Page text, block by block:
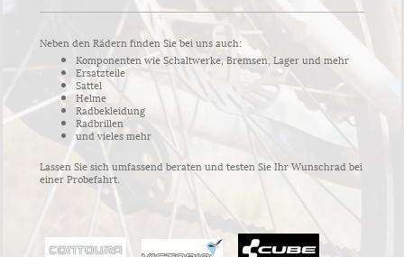
Neben den Rädern finden Sie bei uns auch:
Komponenten wie Schaltwerke, Bremsen, Lager und mehr
Ersatzteile
Sattel
Helme
Radbekleidung
Radbrillen
und vieles mehr
Lassen Sie sich umfassend beraten und testen Sie Ihr Wunschrad bei
einer Probefahrt.